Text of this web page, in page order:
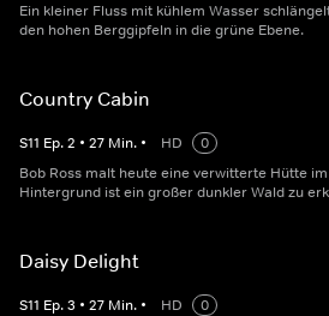
Ein kleiner Fluss mit kühlem Wasser
den hohen Berggipfeln in die grüne Ebene.
Country Cabin
S11 Ep.2 • 27 Min. • HD
0
Bob Ross malt heute eine verwitterte Hütte
Hintergrund ist ein großer dunkler Wald zu
Daisy Delight
S11 Ep.3 • 27 Min. • HD
0